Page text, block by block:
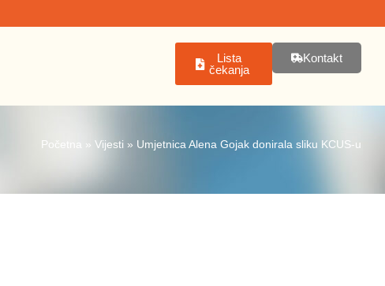
Lista
čekanja
Kontakt
Početna » Vijesti » Umjetnica Alena Gojak donirala sliku KCUS-u